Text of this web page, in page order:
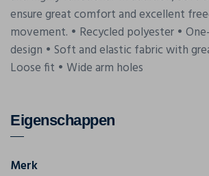
ensure great comfort and excellent
movement. • Recycled polyester •
design • Soft and elastic fabric with
Loose fit • Wide arm holes
Eigenschappen
Merk